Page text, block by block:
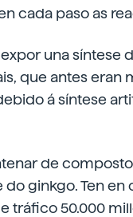
cada paso as
una síntese
que antes eran
á síntese
de
do ginkgo. Ten
tráfico 50.000